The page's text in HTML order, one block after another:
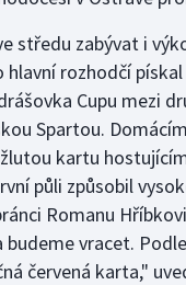
středu zabývat i
hlavní rozhodčí
Cupu mezi
Spartou.
kartu
půli způsobil
Romanu
vracet.
červená karta,"